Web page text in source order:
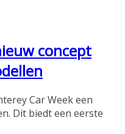
concept
Car Week een
Dit biedt een eerste